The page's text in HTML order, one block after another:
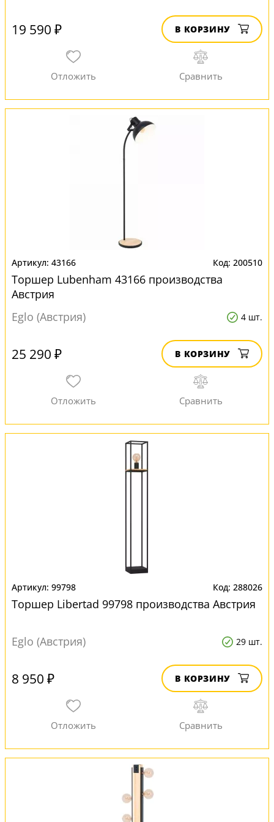
19 590 ₽ В КОРЗИНУ
43166 200510
Торшер Lubenham 43166 производства
Австрия
Eglo (Австрия)
4 шт.
25 290 ₽ В КОРЗИНУ
99798 288026
Торшер Libertad 99798 производства Австрия
Eglo (Австрия) 29 шт.
8 950 ₽ В КОРЗИНУ